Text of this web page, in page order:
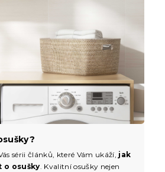
sérii článků, které Vám ukáží, jak
o osušky. Kvalitní osušky nejen